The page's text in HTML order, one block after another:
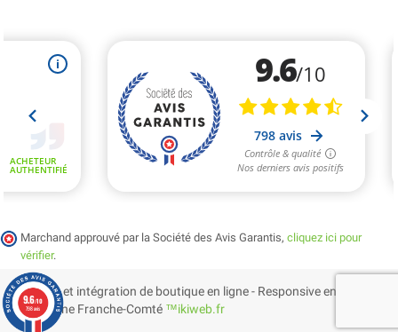
Marchand approuvé par la Société des Avis Garantis, cliquez ici pour
vérifier.
Création et intégration de boutique en ligne - Responsive en
Bourgogne Franche-Comté ™ikiweb.fr
9.6/10
798 avis